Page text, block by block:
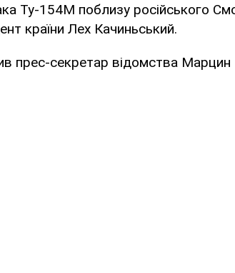
Ту-154М поблизу російського
країни Лех Качиньський.
прес-секретар відомства Марцин